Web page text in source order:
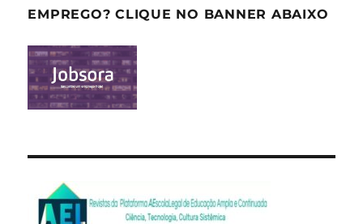
EMPREGO? CLIQUE NO BANNER ABAIXO